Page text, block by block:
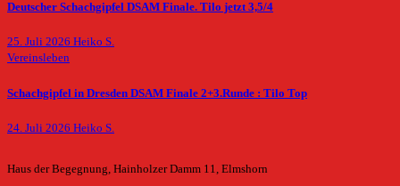
Deutscher Schachgipfel DSAM Finale. Tilo jetzt 3,5/4
25. Juli 2026 Heiko S.
Vereinsleben
Schachgipfel in Dresden DSAM Finale 2+3.Runde : Tilo Top
24. Juli 2026 Heiko S.
Haus der Begegnung, Hainholzer Damm 11, Elmshorn